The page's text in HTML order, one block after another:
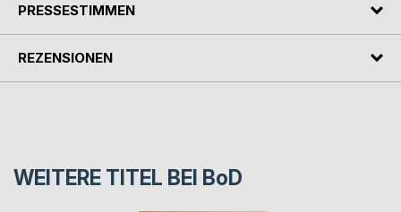
PRESSESTIMMEN
REZENSIONEN
WEITERE TITEL BEI BoD